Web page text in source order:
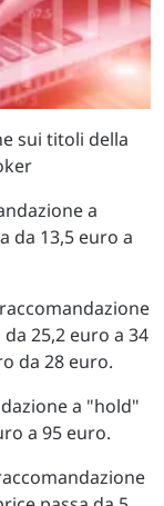
sui titoli della
a
da 13,5 euro a
25,2 euro a 34
da 28 euro.
a "hold"
a 95 euro.